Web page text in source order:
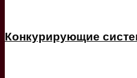
Конкурирующие